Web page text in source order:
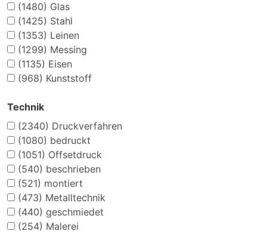
(1480) Glas
(1425) Stahl
(1353) Leinen
(1299) Messing
(1135) Eisen
(968) Kunststoff
Technik
(2340) Druckverfahren
(1080) bedruckt
(1051) Offsetdruck
(540) beschrieben
(521) montiert
(473) Metalltechnik
(440) geschmiedet
(254) Malerei